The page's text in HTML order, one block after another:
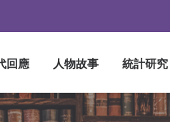
回應 人物故事 統計研究